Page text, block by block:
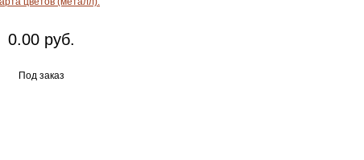
0.00 руб.
Под заказ